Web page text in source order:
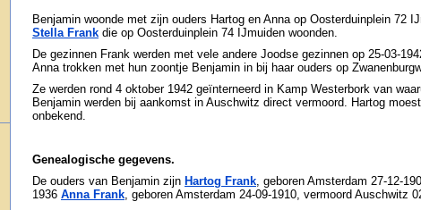
Benjamin woonde met zijn ouders Hartog en Anna op Oosterduinplein 72
Stella Frank die op Oosterduinplein 74 IJmuiden woonden.
De gezinnen Frank werden met vele andere Joodse gezinnen op 25-03-
Anna trokken met hun zoontje Benjamin in bij haar ouders op
Ze werden rond 4 oktober 1942 geïnterneerd in Kamp Westerbork van
Benjamin werden bij aankomst in Auschwitz direct vermoord. Hartog
onbekend.
Genealogische gegevens.
De ouders van Benjamin zijn Hartog Frank , geboren Amsterdam 27-12-
1936 Anna Frank , geboren Amsterdam 24-09-1910, vermoord Auschwitz